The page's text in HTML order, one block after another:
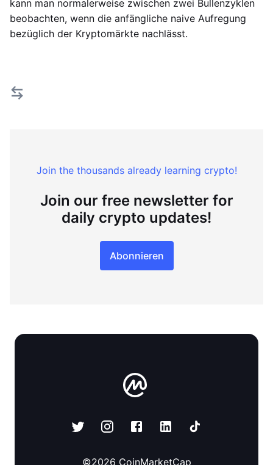
kann man normalerweise zwischen zwei Bullenzyklen
beobachten, wenn die anfängliche naive Aufregung
bezüglich der Kryptomärkte nachlässt.
Join the thousands already learning crypto!
Join our free newsletter for
daily crypto updates!
Abonnieren
©2026 CoinMarketCap